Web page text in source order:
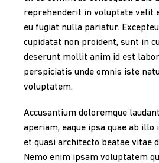
reprehenderit in voluptate velit
eu fugiat nulla pariatur.
cupidatat non proident, sunt in
deserunt mollit anim id est
perspiciatis unde omnis iste
voluptatem.
Accusantium doloremque
aperiam, eaque ipsa quae ab
et quasi architecto beatae vitae
Nemo enim ipsam voluptatem